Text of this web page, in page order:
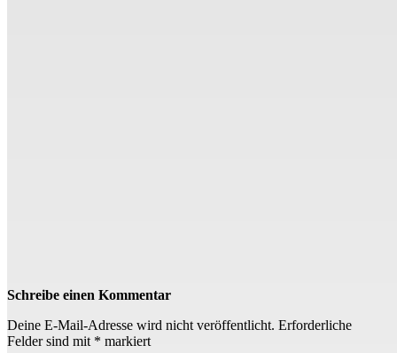
Schreibe einen Kommentar
Deine E-Mail-Adresse wird nicht veröffentlicht. Erforderliche
Felder sind mit * markiert